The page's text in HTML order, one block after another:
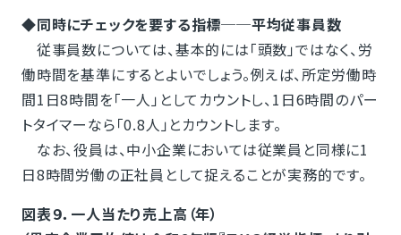
◆同時にチェックを要する指標──平均従事員数
従事員数については、基本的には「頭数」ではなく、労
働時間を基準にするとよいでしょう。例えば、所定労働時
間1日8時間を「一人」としてカウントし、1日6時間のパー
トタイマーなら「0.8人」とカウントします。
なお、役員は、中小企業においては従業員と同様に1
日8時間労働の正社員として捉えることが実務的です。
図表９．一人当たり売上高（年）